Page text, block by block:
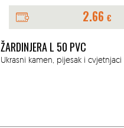
2.66 €
ŽARDINJERA L 50 PVC
Ukrasni kamen, pijesak i cvjetnjaci